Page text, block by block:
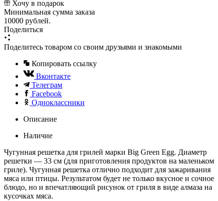
Хочу в подарок
Минимальная сумма заказа
10000 рублей.
Поделиться
Поделитесь товаром со своим друзьями и знакомыми
Копировать ссылку
Вконтакте
Телеграм
Facebook
Одноклассники
Описание
Наличие
Чугунная решетка для грилей марки Big Green Egg. Диаметр
решетки — 33 см (для приготовления продуктов на маленьком
гриле). Чугунная решетка отлично подходит для зажаривания
мяса или птицы. Результатом будет не только вкусное и сочное
блюдо, но и впечатляющий рисунок от гриля в виде алмаза на
кусочках мяса.